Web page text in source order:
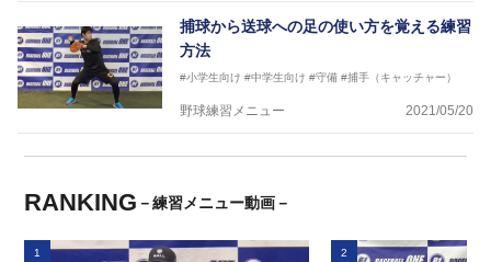
捕球から送球への足の使い方を覚える練習
方法
#小学生向け #中学生向け #守備 #捕手（キャッチャー）
野球練習メニュー 2021/05/20
RANKING －練習メニュー動画－
1 2